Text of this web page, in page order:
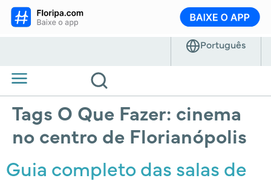
Tags O Que Fazer: cinema
no centro de Florianópolis
Guia completo das salas de